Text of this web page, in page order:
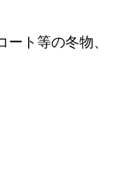
ト等の冬物、